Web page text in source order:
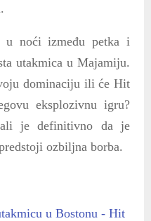
u noći između petka i
utakmica u Majamiju.
dominaciju ili će Hit
eksplozivnu igru?
je definitivno da je
ozbiljna borba.
u Bostonu - Hit